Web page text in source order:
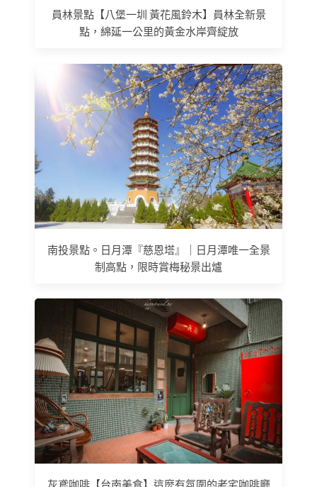
員林景點【八堡一圳 黃花風鈴木】員林全新景
點，綿延一公里的黃金水岸齊綻放
南投景點。日月潭『慈恩塔』｜日月潭唯一全景
制高點，限時賞梅秘景出爐
灰鳶咖啡【台南美食】這麼有氛圍的老宅咖啡廳